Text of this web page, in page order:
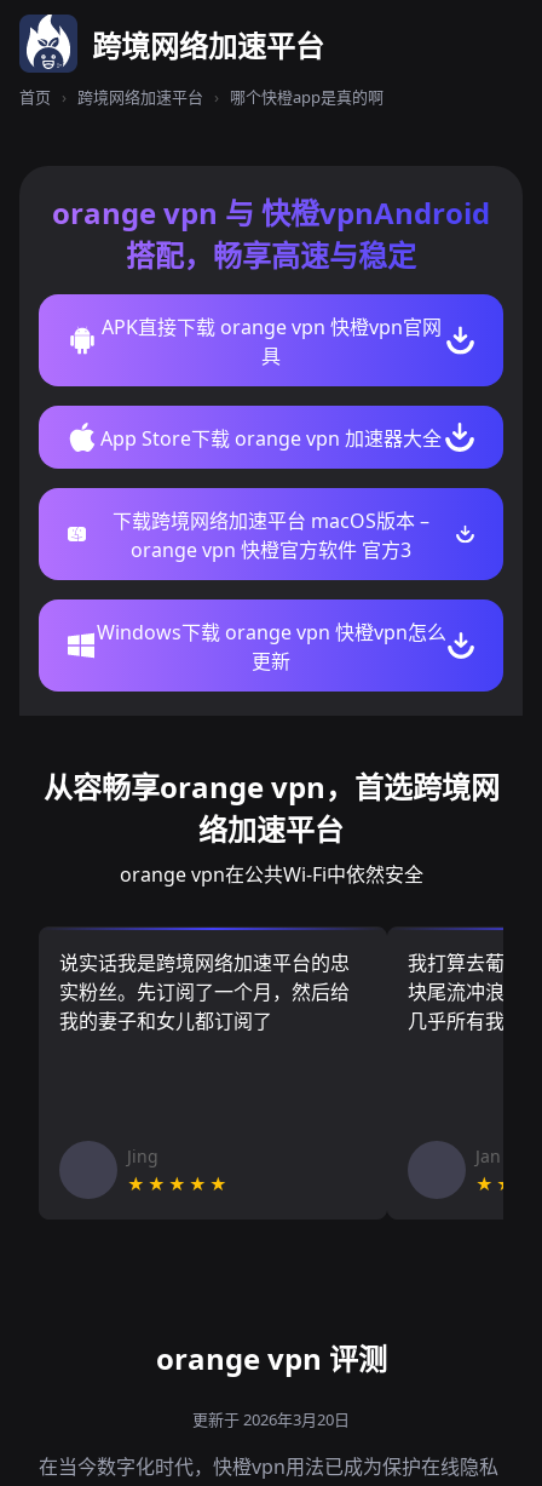
跨境网络加速平台
首页 › 跨境网络加速平台 › 哪个快橙app是真的啊
orange vpn 与 快橙vpnAndroid
搭配，畅享高速与稳定
APK直接下载 orange vpn 快橙vpn官网
具
App Store下载 orange vpn 加速器大全
下载跨境网络加速平台 macOS版本 –
orange vpn 快橙官方软件 官方3
Windows下载 orange vpn 快橙vpn怎么
更新
从容畅享orange vpn，首选跨境网
络加速平台
orange vpn在公共Wi-Fi中依然安全
说实话我是跨境网络加速平台的忠
实粉丝。先订阅了一个月，然后给
我的妻子和女儿都订阅了
Jing
★★★★★
我打算去葡萄
块尾流冲浪板
几乎所有我需
Jan V
orange vpn 评测
更新于 2026年3月20日
在当今数字化时代，快橙vpn用法已成为保护在线隐私